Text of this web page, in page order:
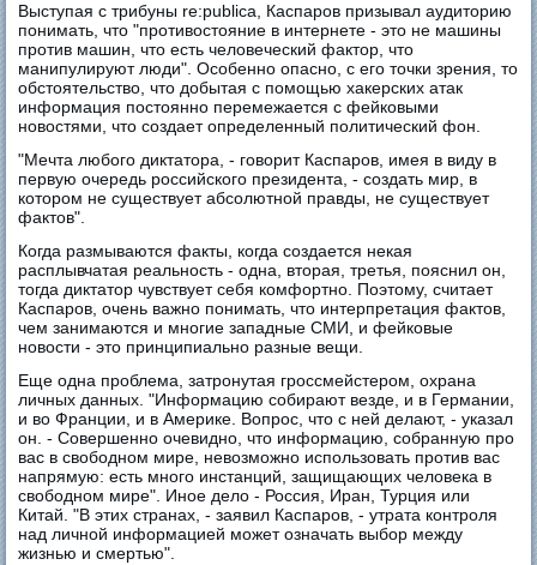
Выступая с трибуны re:publica, Каспаров призывал аудиторию
понимать, что "противостояние в интернете - это не машины
против машин, что есть человеческий фактор, что
манипулируют люди". Особенно опасно, с его точки зрения, то
обстоятельство, что добытая с помощью хакерских атак
информация постоянно перемежается с фейковыми
новостями, что создает определенный политический фон.
"Мечта любого диктатора, - говорит Каспаров, имея в виду в
первую очередь российского президента, - создать мир, в
котором не существует абсолютной правды, не существует
фактов".
Когда размываются факты, когда создается некая
расплывчатая реальность - одна, вторая, третья, пояснил он,
тогда диктатор чувствует себя комфортно. Поэтому, считает
Каспаров, очень важно понимать, что интерпретация фактов,
чем занимаются и многие западные СМИ, и фейковые
новости - это принципиально разные вещи.
Еще одна проблема, затронутая гроссмейстером, охрана
личных данных. "Информацию собирают везде, и в Германии,
и во Франции, и в Америке. Вопрос, что с ней делают, - указал
он. - Совершенно очевидно, что информацию, собранную про
вас в свободном мире, невозможно использовать против вас
напрямую: есть много инстанций, защищающих человека в
свободном мире". Иное дело - Россия, Иран, Турция или
Китай. "В этих странах, - заявил Каспаров, - утрата контроля
над личной информацией может означать выбор между
жизнью и смертью".